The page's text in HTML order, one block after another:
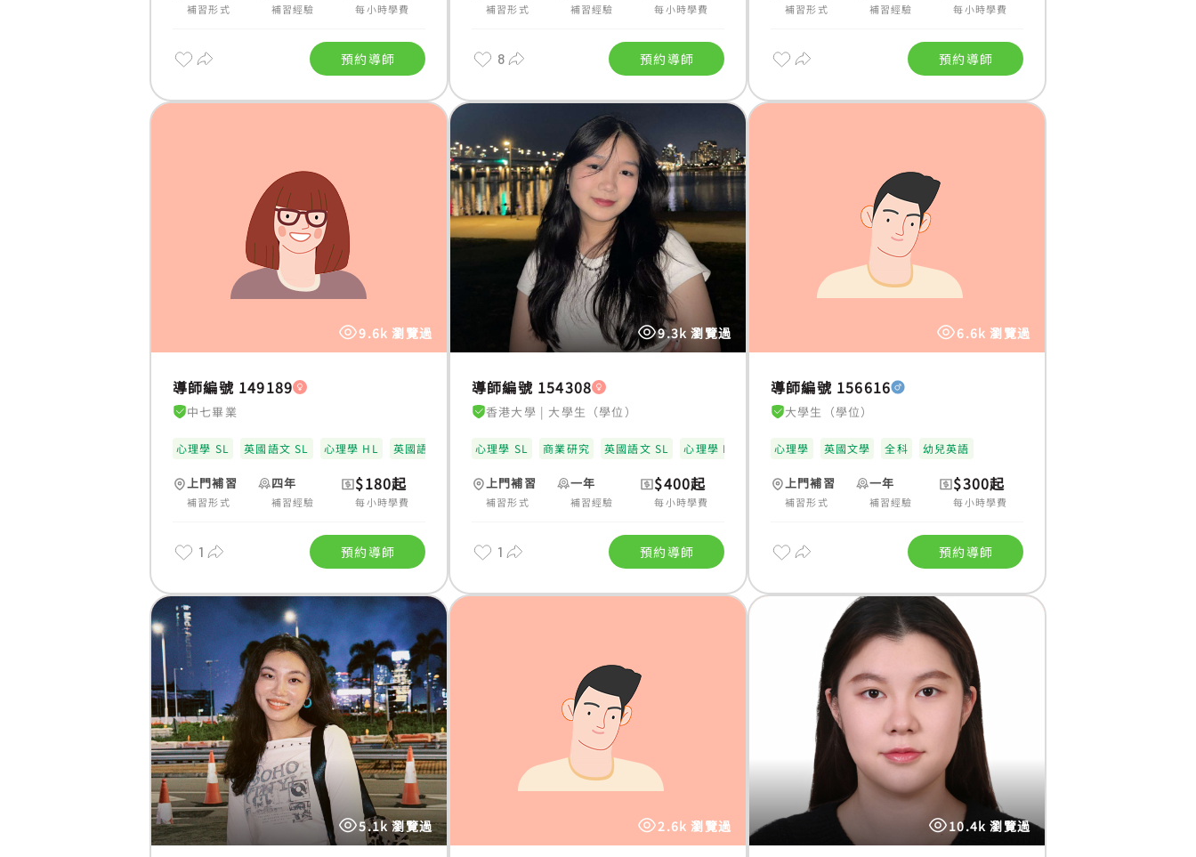
補習形式 補習經驗 每小時學費
預約導師
補習形式 補習經驗 每小時學費
8 預約導師
補習形式 補習經驗 每小時學費
預約導師
9.6k 瀏覽過
導師編號 149189
中七畢業
心理學 SL 英國語文 SL 心理學 HL 英國語文 HL
上門補習
補習形式
四年
補習經驗
$180起
每小時學費
1 預約導師
9.3k 瀏覽過
導師編號 154308
香港大學 | 大學生（學位）
心理學 SL 商業研究 英國語文 SL 心理學 HL
上門補習
補習形式
一年
補習經驗
$400起
每小時學費
1 預約導師
6.6k 瀏覽過
導師編號 156616
大學生（學位）
心理學 英國文學 全科 幼兒英語
上門補習
補習形式
一年
補習經驗
$300起
每小時學費
預約導師
5.1k 瀏覽過 2.6k 瀏覽過 10.4k 瀏覽過